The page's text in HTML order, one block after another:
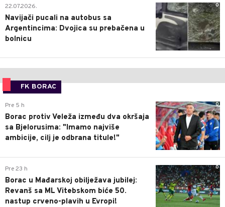
0
22.07.2026.
Navijači pucali na autobus sa
Argentincima: Dvojica su prebačena u
bolnicu
FK BORAC
0
Pre 5 h
Borac protiv Veleža između dva okršaja
sa Bjelorusima: "Imamo najviše
ambicije, cilj je odbrana titule!"
0
Pre 23 h
Borac u Mađarskoj obilježava jubilej:
Revanš sa ML Vitebskom biće 50.
nastup crveno-plavih u Evropi!